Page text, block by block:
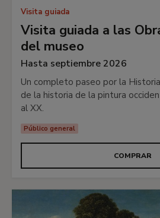
Visita guiada
Visita guiada a las
del museo
Hasta septiembre 2026
Un completo paseo por la
de la historia de la pintura
al XX.
Público general
COMPRAR